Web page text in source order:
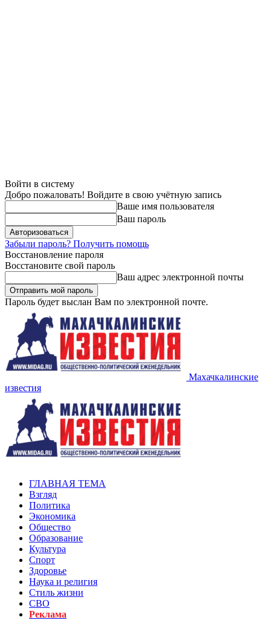
Войти в систему
Добро пожаловать! Войдите в свою учётную запись
Ваше имя пользователя
Ваш пароль
Забыли пароль? Получить помощь
Восстановление пароля
Восстановите свой пароль
Ваш адрес электронной почты
Пароль будет выслан Вам по электронной почте.
Махачкалинские
известия
ГЛАВНАЯ ТЕМА
Взгляд
Политика
Экономика
Общество
Образование
Культура
Спорт
Здоровье
Наука и религия
Стиль жизни
СВО
Реклама